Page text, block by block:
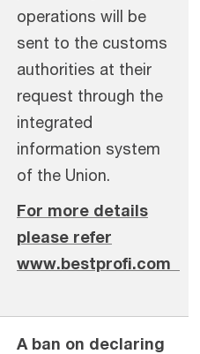
operations will be
sent to the customs
authorities at their
request through the
integrated
information system
of the Union.
For more details
please refer
www.bestprofi.com
A ban on declaring